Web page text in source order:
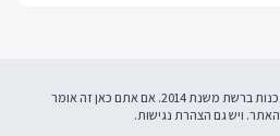
אנחנו באוויר ומלמדים תכנות ברשת משנת 2014. אם אתם כאן זה אומר
האתר. ויש גם הצהרת נגישות.